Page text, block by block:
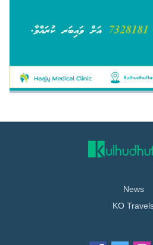
News
KO